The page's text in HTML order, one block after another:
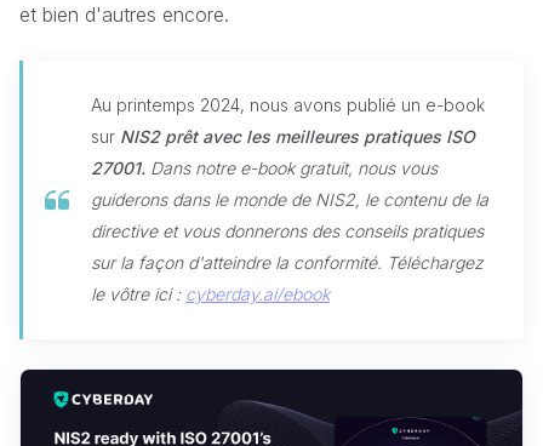
et bien d'autres encore.
Au printemps 2024, nous avons publié un e-book
sur NIS2 prêt avec les meilleures pratiques ISO
27001. Dans notre e-book gratuit, nous vous
guiderons dans le monde de NIS2, le contenu de la
directive et vous donnerons des conseils pratiques
sur la façon d'atteindre la conformité. Téléchargez
le vôtre ici : cyberday.ai/ebook